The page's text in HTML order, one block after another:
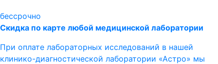
бессрочно
Скидка по карте любой медицинской лаборатории
При оплате лабораторных исследований в нашей
клинико-диагностической лаборатории «Астро» мы